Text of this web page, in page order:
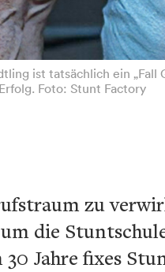
ist tatsächlich ein
Foto: Stunt Factory
zu
die
Jahre fixes